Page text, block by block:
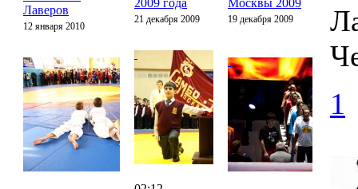
Лаверов
12 января 2010
21 декабря 2009 19 декабря 2009
1